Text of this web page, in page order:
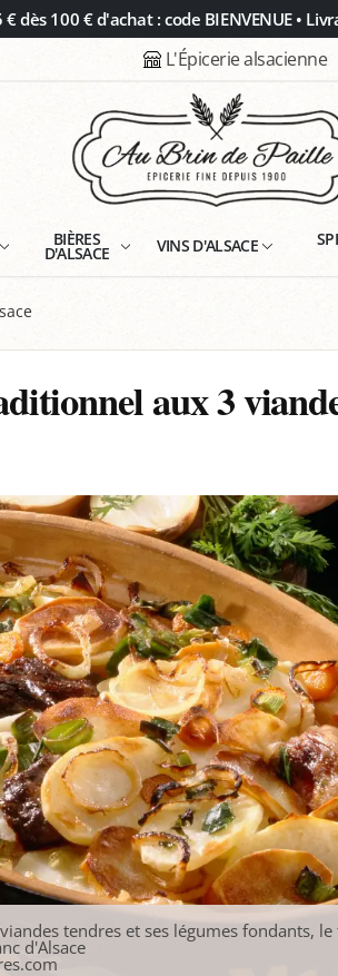
dès 100 € d'achat : code BIENVENUE •
L'Épicerie alsacienne
BIÈRES
D'ALSACE VINS D'ALSACE
aux 3
tendres et ses légumes fondants,
d'Alsace